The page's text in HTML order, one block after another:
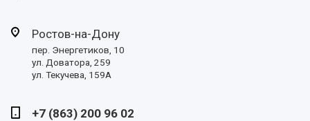
Ростов-на-Дону
пер. Энергетиков, 10
ул. Доватора, 259
ул. Текучева, 159А
+7 (863) 200 96 02